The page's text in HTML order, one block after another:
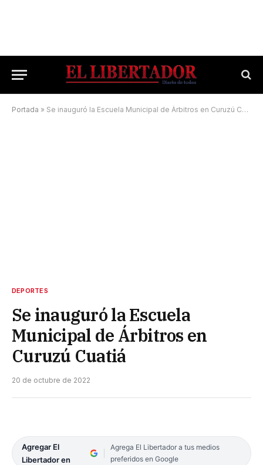
Portada » Se inauguró la Escuela Municipal de Árbitros en Curuzú Cuatiá
DEPORTES
Se inauguró la Escuela
Municipal de Árbitros en
Curuzú Cuatiá
20 de octubre de 2022
Agregar El
Libertador en
Agrega El Libertador a tus medios
preferidos en Google